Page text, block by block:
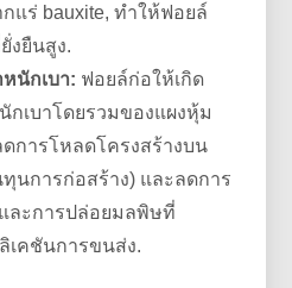
แร่ bauxite, ทำให้ฟอยล์
งยืนสูง.
นักเบา: ฟอยล์ก่อให้เกิด
เบาโดยรวมของแผงหุ้ม
การโหลดโครงสร้างบน
นการก่อสร้าง) และลดการ
ละการปล่อยมลพิษที่
เคชันการขนส่ง.